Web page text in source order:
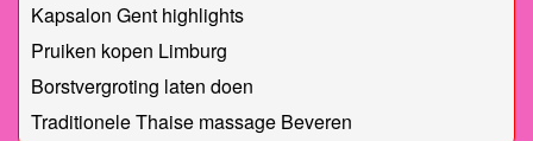
Kapsalon Gent highlights
Pruiken kopen Limburg
Borstvergroting laten doen
Traditionele Thaise massage Beveren